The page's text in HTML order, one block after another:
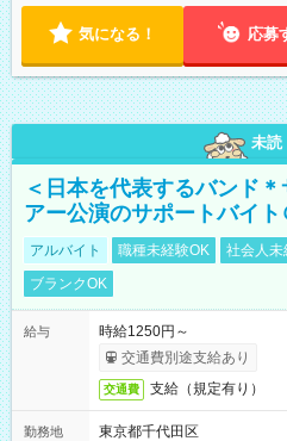
気になる！ 応募
未読
＜日本を代表するバンド
アー公演のサポートバイ
アルバイト 職種未経験OK 社会人未
ブランクOK
給与
時給1250円～
交通費別途支給あり
交通費 支給（規定有り）
勤務地
東京都千代田区